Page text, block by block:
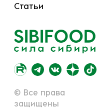
© Все права
защищены
Статьи